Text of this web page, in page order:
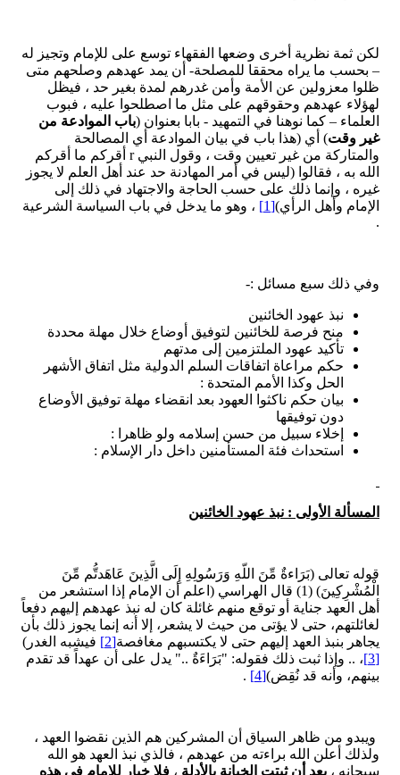
لكن ثمة نظرية أخرى وضعها الفقهاء توسع على للإمام وتجيز له
– بحسب ما يراه محققا للمصلحة- أن يمد عهدهم وصلحهم متى
ظلوا معزولين عن الأمة وأمن غدرهم لمدة بغير حد ، فيظل
لهؤلاء عهدهم وحقوقهم على مثل ما اصطلحوا عليه ، فبوب
العلماء – كما نوهنا في التمهيد - بابا بعنوان (باب الموادعة من
غير وقت) أي (هذا باب في بيان الموادعة أي المصالحة
والمتاركة من غير تعيين وقت ، وقول النبي r أقركم ما أقركم
الله به ، فقالوا (ليس في أمر المهادنة حد عند أهل العلم لا يجوز
غيره ، وإنما ذلك على حسب الحاجة والاجتهاد في ذلك إلى
الإمام وأهل الرأي)[1]
، وهو ما يدخل في باب السياسة الشرعية
.
وفي ذلك سبع مسائل :-
نبذ عهود الخائنين
منح فرصة للخائنين لتوفيق أوضاع خلال مهلة محددة
تأكيد عهود الملتزمين إلى مدتهم
حكم مراعاة اتفاقات السلم الدولية مثل اتفاق الأشهر
الحل وكذا الأمم المتحدة :
بيان حكم ناكثوا العهود بعد انقضاء مهلة توفيق الأوضاع
دون توفيقها
إخلاء سبيل من حسن إسلامه ولو ظاهرا :
استحداث فئة المستأمنين داخل دار الإسلام :
المسألة الأولى : نبذ عهود الخائنين
قوله تعالى (بَرَاءةٌ مِّنَ اللّهِ وَرَسُولِهِ إِلَى الَّذِينَ عَاهَدتُّم مِّنَ
الْمُشْرِكِينَ) (1) قال الهراسي (اعلم أن الإمام إذا استشعر من
أهل العهد جناية أو توقع منهم غائلة كان له نبذ عهدهم إليهم دفعاً
لغائلتهم، حتى لا يؤتى من حيث لا يشعر، إلا أنه إنما يجوز ذلك بأن
يجاهر بنبذ العهد إليهم حتى لا يكتسبهم مغافصة[2]
فيشبه الغدر)
[3]
، .. وإذا ثبت ذلك فقوله: "بَرَاءَةٌ .." يدل على أن عهداً قد تقدم
بينهم، وأنه قد نُقِض)[4]
.
ويبدو من ظاهر السياق أن المشركين هم الذين نقضوا العهد ،
ولذلك أعلن الله براءته من عهدهم ، فالذي نبذ العهد هو الله
سبحانه ، بعد أن ثبتت الخيانة بالأدلة ، فلا خيار للإمام في هذه